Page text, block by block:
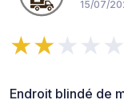
15/07/
Endroit blindé de